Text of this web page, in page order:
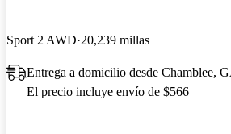
Sport 2 AWD 20,239 millas
Entrega a domicilio desde Chamblee,
El precio incluye envío de $566